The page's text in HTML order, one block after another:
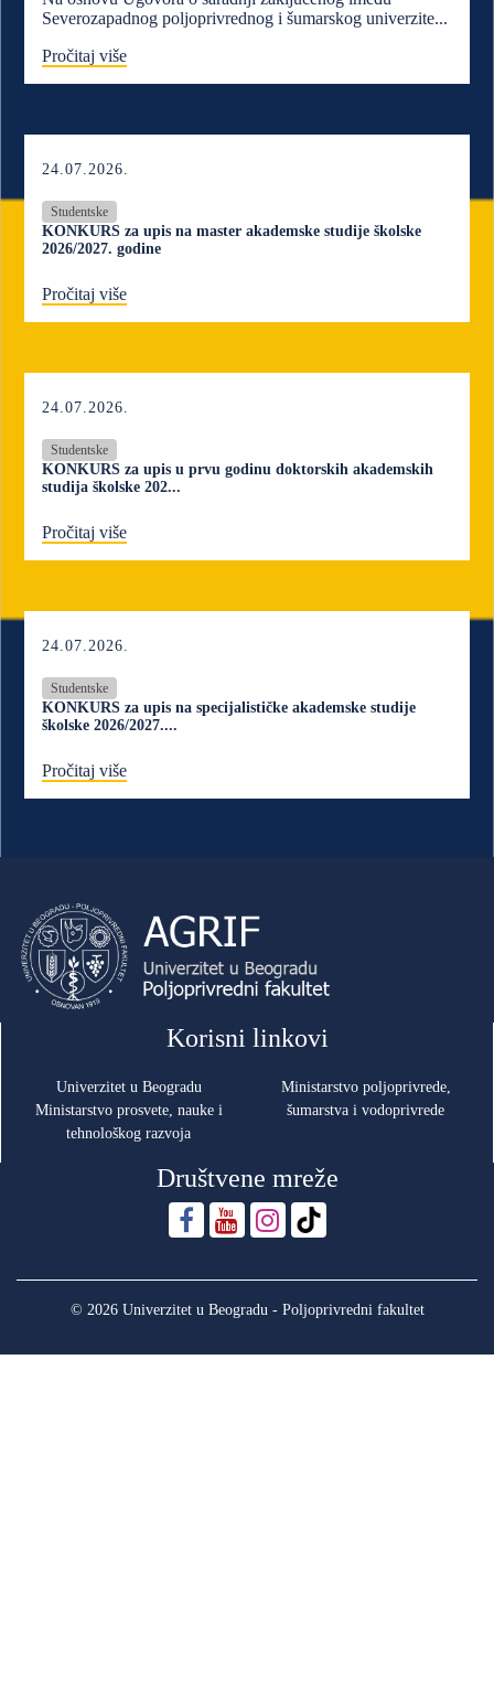
Severozapadnog poljoprivrednog i šumarskog univerzite...
Pročitaj više
24.07.2026.
Studentske
KONKURS za upis na master akademske studije školske
2026/2027. godine
Pročitaj više
24.07.2026.
Studentske
KONKURS za upis u prvu godinu doktorskih akademskih
studija školske 202...
Pročitaj više
24.07.2026.
Studentske
KONKURS za upis na specijalističke akademske studije
školske 2026/2027....
Pročitaj više
Korisni linkovi
Univerzitet u Beogradu
Ministarstvo prosvete, nauke i
tehnološkog razvoja
Ministarstvo poljoprivrede,
šumarstva i vodoprivrede
Društvene mreže
© 2026 Univerzitet u Beogradu - Poljoprivredni fakultet